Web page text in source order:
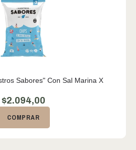
Sabores" Con Sal Marina X
$2.094,00
COMPRAR